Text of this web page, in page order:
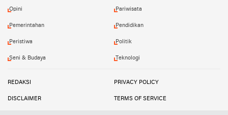
Opini Pariwisata
Pemerintahan Pendidikan
Peristiwa Politik
Seni & Budaya Teknologi
REDAKSI PRIVACY POLICY
DISCLAIMER TERMS OF SERVICE